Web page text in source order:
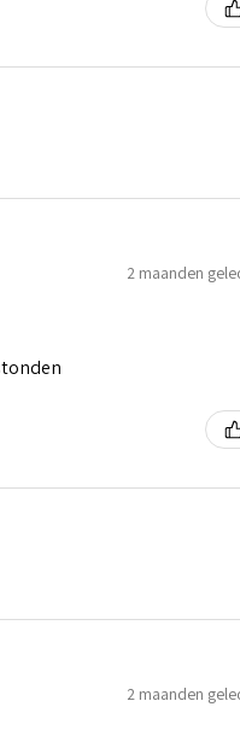
2 maanden
2 maanden